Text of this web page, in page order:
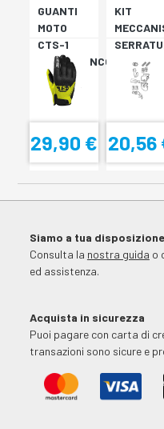
GUANTI
MOTO
CTS-1
NERO/BIANCO
29,90 €
KIT
SH33
SH34
20,56
Siamo a tua disposizione
Consulta la nostra guida o
ed assistenza.
Acquista in sicurezza
Puoi pagare con carta di
transazioni sono sicure e